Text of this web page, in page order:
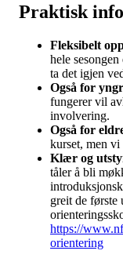
Praktisk
Fleksibelt
hele
ta det igjen
Også for
fungerer vil
involvering.
Også for
kurset, men vi
Klær og
tåler å bli
greit de første
https://
orientering